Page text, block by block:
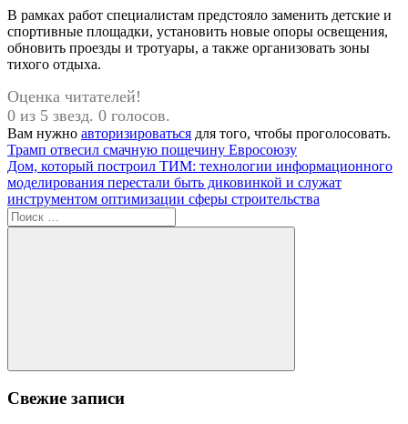
В рамках работ специалистам предстояло заменить детские и
спортивные площадки, установить новые опоры освещения,
обновить проезды и тротуары, а также организовать зоны
тихого отдыха.
Оценка читателей!
0 из 5 звезд. 0 голосов.
Вам нужно авторизироваться для того, чтобы проголосовать.
Навигация
по
записям
Предыдущая
запись:
Трамп отвесил смачную пощечину Евросоюзу
Следующая
запись:
Дом, который построил ТИМ: технологии информационного
моделирования перестали быть диковинкой и служат
инструментом оптимизации сферы строительства
Поиск
для:
Поиск
Свежие записи